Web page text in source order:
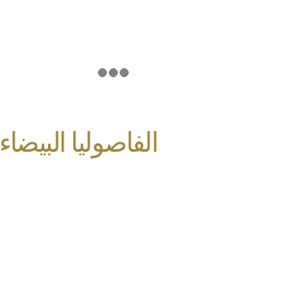
الفاصوليا البيضاء